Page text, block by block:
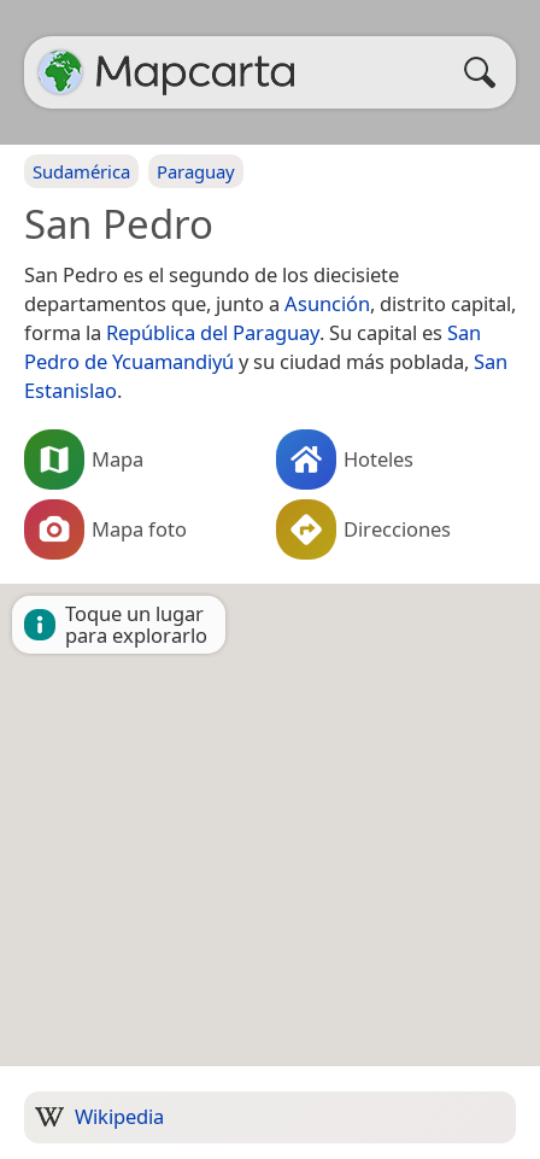
Sudamérica Paraguay
San Pedro
San Pedro es el segundo de los diecisiete
departamentos que, junto a Asunción, distrito capital,
forma la República del Paraguay. Su capital es San
Pedro de Ycuamandiyú y su ciudad más poblada, San
Estanislao.
Mapa Hoteles
Mapa foto Direcciones
Toque un lugar
para explorarlo
Wikipedia